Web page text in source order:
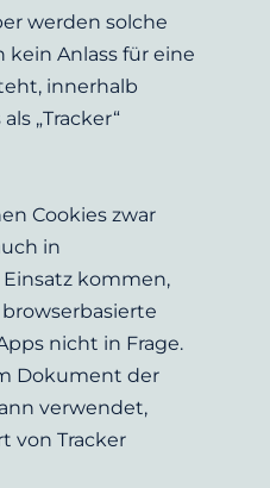
werden solche
kein Anlass für eine
innerhalb
„Tracker“
Cookies zwar
in
kommen,
nicht in Frage.
Dokument der
verwendet,
von Tracker